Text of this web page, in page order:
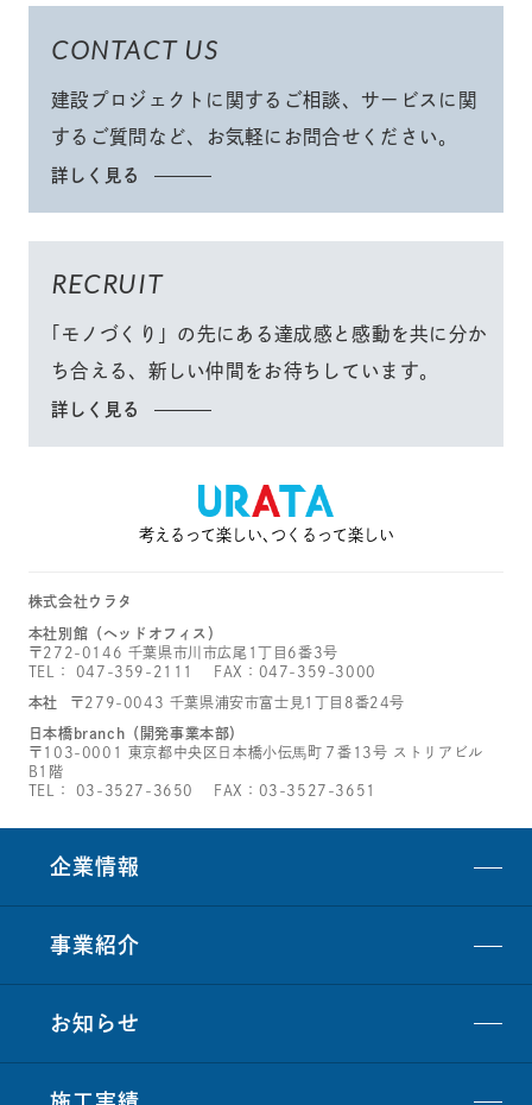
CONTACT US
建設プロジェクトに関するご相談、サービスに関
するご質問など、
お気軽にお問合せください。
詳しく見る
RECRUIT
「モノづくり」 の先にある達成感と感動を共に分か
ち合える、 新しい仲間をお待ちしています。
詳しく見る
考えるって楽しい､つくるって楽しい
株式会社ウラタ
本社別館（ヘッドオフィス）
〒272-0146 千葉県市川市広尾1丁目6番3号
TEL： 047-359-2111 FAX：047-359-3000
本社 〒279-0043 千葉県浦安市富士見1丁目8番24号
日本橋branch（開発事業本部）
〒103-0001 東京都中央区日本橋小伝馬町７番13号 ストリアビル
B1階
TEL： 03-3527-3650 FAX：03-3527-3651
企業情報
事業紹介
お知らせ